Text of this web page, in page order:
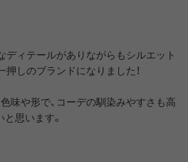
ディテールがありながらもシルエット
しのブランドになりました！
味や形で、コーデの馴染みやすさも高
と思います。